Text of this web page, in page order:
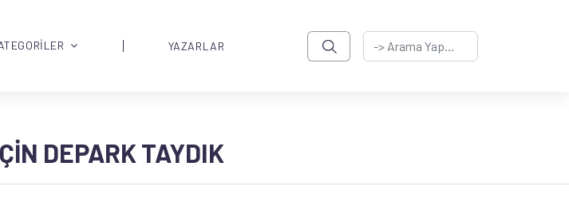
YAZARLAR
DEPARK TAYDIK